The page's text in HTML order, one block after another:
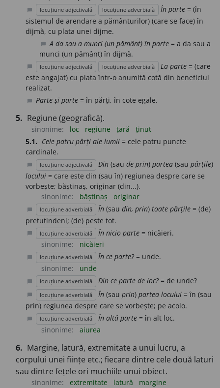
locuțiune adjectivală locuțiune adverbială În parte= (în
sistemul de arendare a pământurilor) (care se face) în
dijmă, cu plata unei dijme.
chat_bubble A da sau a munci (un pământ) în parte = a da sau a
munci (un pământ) în dijmă.
chat_bubble locuțiune adjectivală locuțiune adverbială La parte= (care
este angajat) cu plata într-o anumită cotă din beneficiul
realizat.
Parte și parte = în părți, în cote egale.
5. Regiune (geografică).
sinonime: loc regiune țară
ținut
5.1. Cele patru părți ale lumii = cele patru puncte
cardinale.
locuțiune adjectivală Din (sau de prin) partea (sau părțile)
locului = care este din (sau în) regiunea despre care se
vorbește; băștinaș, originar (din...).
sinonime:
băștinaș originar
locuțiune adverbială În (sau din, prin) toate părțile = (de)
pretutindeni; (de) peste tot.
chat_bubble locuțiune adverbială În nicio parte = nicăieri.
sinonime:
nicăieri
locuțiune adverbială În ce parte?= unde.
sinonime:
unde
locuțiune adverbială Din ce parte de loc?= de unde?
chat_bubble locuțiune adverbială În (sau prin) partea locului = în (sau
prin) regiunea despre care se vorbește; pe acolo.
locuțiune adverbială În altă parte = în alt loc.
sinonime:
aiurea
6. Margine, latură, extremitate a unui lucru, a
corpului unei ființe etc.; fiecare dintre cele două laturi
sau dintre fețele ori muchiile unui obiect.
sinonime: extremitate latură
margine